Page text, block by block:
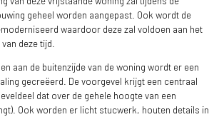
geheel worden aangepast. Ook wordt de
waardoor deze zal voldoen aan het
deze tijd.
aan de buitenzijde van de woning wordt er een
gecreëerd. De voorgevel krijgt een centraal
dat over de gehele hoogte van een
Ook worden er licht stucwerk, houten details in